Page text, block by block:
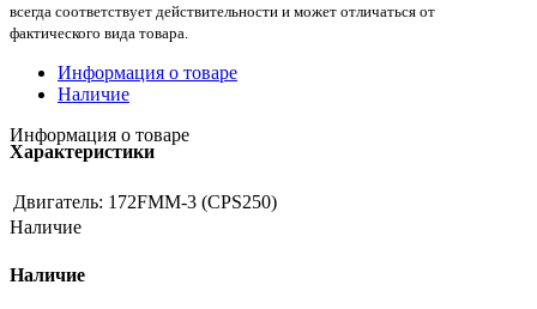
всегда соответствует действительности и может отличаться от
фактического вида товара.
Информация о товаре
Наличие
Информация о товаре
Характеристики
Двигатель: 172FMM-3 (CPS250)
Наличие
Наличие